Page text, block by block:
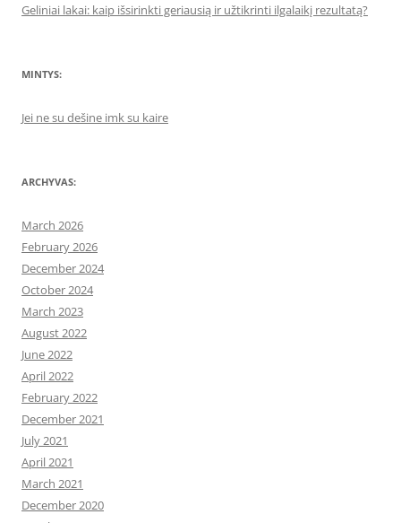
Geliniai lakai: kaip išsirinkti geriausią ir užtikrinti ilgalaikį rezultatą?
MINTYS:
Jei ne su dešine imk su kaire
ARCHYVAS:
March 2026
February 2026
December 2024
October 2024
March 2023
August 2022
June 2022
April 2022
February 2022
December 2021
July 2021
April 2021
March 2021
December 2020